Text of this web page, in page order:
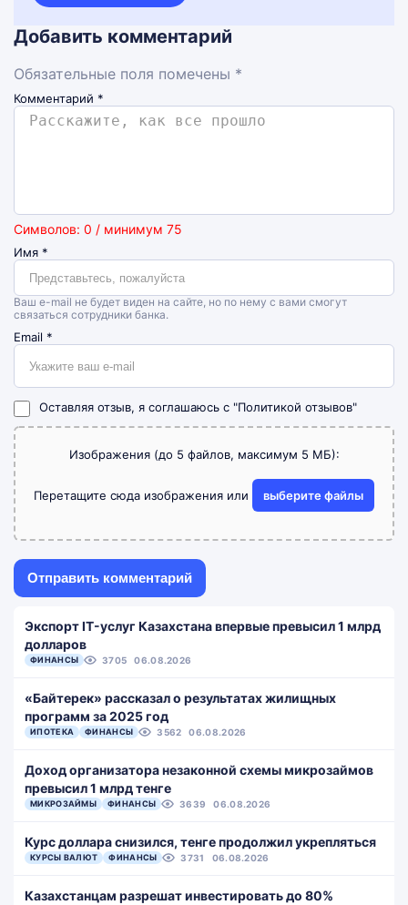
Добавить комментарий
Обязательные поля помечены *
Комментарий *
Символов: 0 / минимум 75
Имя *
Ваш e-mail не будет виден на сайте, но по нему с вами смогут
связаться сотрудники банка.
Email *
Оставляя отзыв, я соглашаюсь с "Политикой отзывов"
Изображения (до 5 файлов, максимум 5 МБ):
Перетащите сюда изображения или выберите файлы
Экспорт IT-услуг Казахстана впервые превысил 1 млрд
долларов
ФИНАНСЫ 3705 06.08.2026
«Байтерек» рассказал о результатах жилищных
программ за 2025 год
ИПОТЕКА ФИНАНСЫ 3562 06.08.2026
Доход организатора незаконной схемы микрозаймов
превысил 1 млрд тенге
МИКРОЗАЙМЫ ФИНАНСЫ 3639 06.08.2026
Курс доллара снизился, тенге продолжил укрепляться
КУРСЫ ВАЛЮТ ФИНАНСЫ 3731 06.08.2026
Казахстанцам разрешат инвестировать до 80%